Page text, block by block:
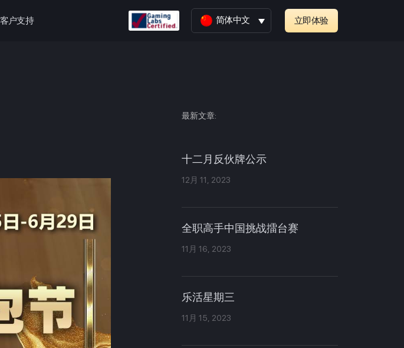
客户支持 简体中文 立即体验
最新文章:
十二月反伙牌公示
12月 11, 2023
全职高手中国挑战擂台赛
11月 16, 2023
乐活星期三
11月 15, 2023